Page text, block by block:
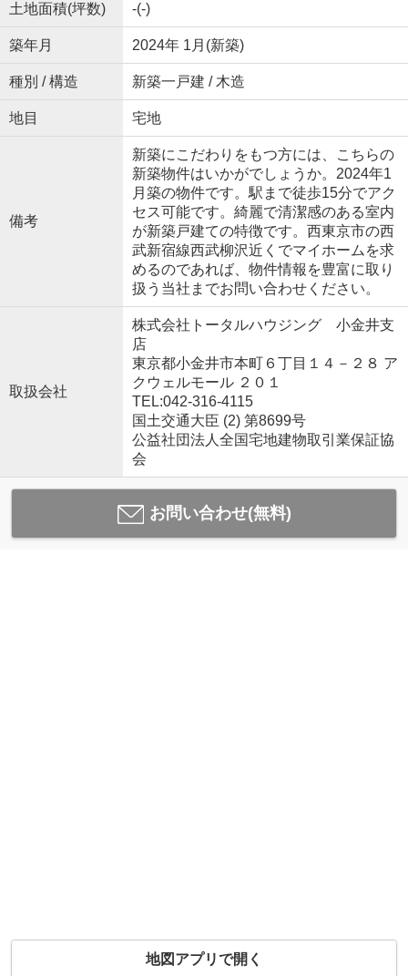
土地面積(坪数) -(-)
築年月 2024年 1月(新築)
種別 / 構造 新築一戸建 / 木造
地目 宅地
備考
新築にこだわりをもつ方には、こちらの
新築物件はいかがでしょうか。2024年1
月築の物件です。駅まで徒歩15分でアク
セス可能です。綺麗で清潔感のある室内
が新築戸建ての特徴です。西東京市の西
武新宿線西武柳沢近くでマイホームを求
めるのであれば、物件情報を豊富に取り
扱う当社までお問い合わせください。
取扱会社
株式会社トータルハウジング 小金井支
店
東京都小金井市本町６丁目１４－２８ ア
クウェルモール ２０１
TEL:042-316-4115
国土交通大臣 (2) 第8699号
公益社団法人全国宅地建物取引業保証協
会
お問い合わせ(無料)
地図アプリで開く